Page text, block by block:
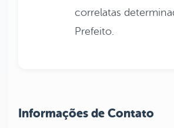
correlatas
Prefeito.
Informações de Contato